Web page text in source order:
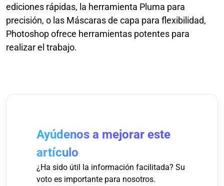
ediciones rápidas, la herramienta Pluma para
precisión, o las Máscaras de capa para flexibilidad,
Photoshop ofrece herramientas potentes para
realizar el trabajo.
Ayúdenos a mejorar este
artículo
¿Ha sido útil la información facilitada? Su
voto es importante para nosotros.